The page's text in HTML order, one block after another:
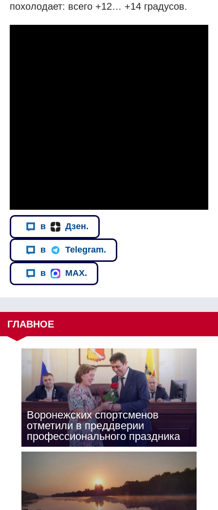
похолодает: всего +12… +14 градусов.
в Дзен.
в Telegram.
в MAX.
ГЛАВНОЕ
Воронежских спортсменов
отметили в преддверии
профессионального праздника